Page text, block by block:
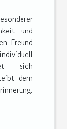
und
Freund
sich
dem